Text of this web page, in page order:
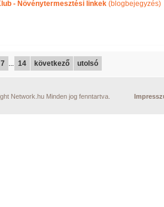
- Növénytermesztési linkek (blogbejegyzés)
7 ... 14 következő utolsó
Network.hu Minden jog fenntartva.